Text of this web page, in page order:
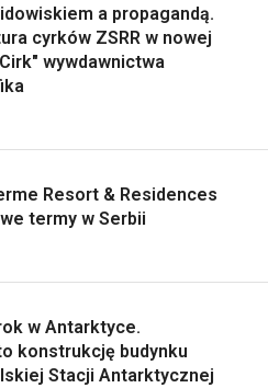
a propagandą.
cyrków ZSRR w nowej
wywdawnictwa
Resort & Residences
termy w Serbii
w Antarktyce.
konstrukcję budynku
Stacji Antarktycznej